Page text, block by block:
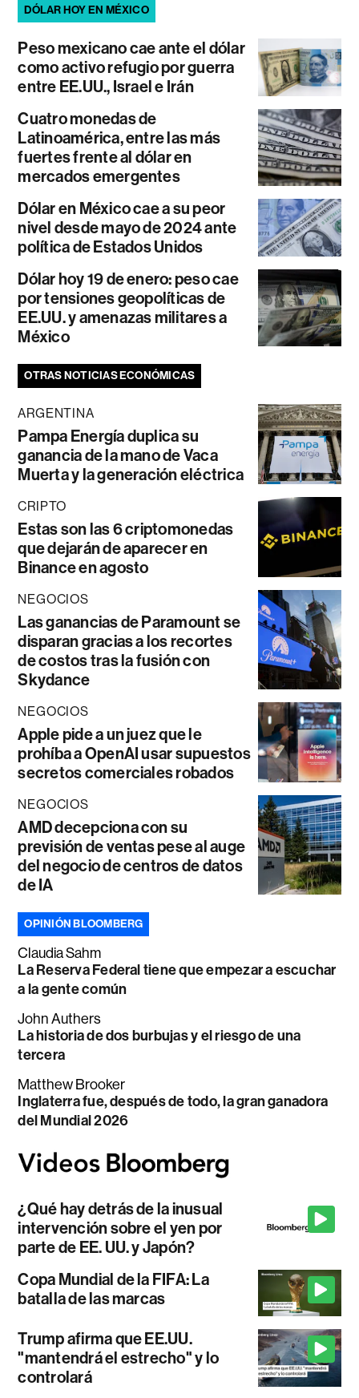
DÓLAR HOY EN MÉXICO
Peso mexicano cae ante el dólar
como activo refugio por guerra
entre EE.UU., Israel e Irán
Cuatro monedas de
Latinoamérica, entre las más
fuertes frente al dólar en
mercados emergentes
Dólar en México cae a su peor
nivel desde mayo de 2024 ante
política de Estados Unidos
Dólar hoy 19 de enero: peso cae
por tensiones geopolíticas de
EE.UU. y amenazas militares a
México
OTRAS NOTICIAS ECONÓMICAS
ARGENTINA
Pampa Energía duplica su
ganancia de la mano de Vaca
Muerta y la generación eléctrica
CRIPTO
Estas son las 6 criptomonedas
que dejarán de aparecer en
Binance en agosto
NEGOCIOS
Las ganancias de Paramount se
disparan gracias a los recortes
de costos tras la fusión con
Skydance
NEGOCIOS
Apple pide a un juez que le
prohíba a OpenAI usar supuestos
secretos comerciales robados
NEGOCIOS
AMD decepciona con su
previsión de ventas pese al auge
del negocio de centros de datos
de IA
OPINIÓN BLOOMBERG
Claudia Sahm
La Reserva Federal tiene que empezar a escuchar
a la gente común
John Authers
La historia de dos burbujas y el riesgo de una
tercera
Matthew Brooker
Inglaterra fue, después de todo, la gran ganadora
del Mundial 2026
¿Qué hay detrás de la inusual
intervención sobre el yen por
parte de EE. UU. y Japón?
Copa Mundial de la FIFA: La
batalla de las marcas
Trump afirma que EE.UU.
"mantendrá el estrecho" y lo
controlará